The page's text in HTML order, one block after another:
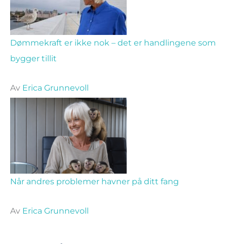
Dømmekraft er ikke nok – det er handlingene som
bygger tillit
Av Erica Grunnevoll
Når andres problemer havner på ditt fang
Av Erica Grunnevoll